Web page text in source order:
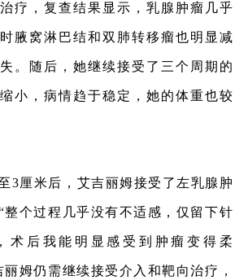
疗，复查结果显示，乳腺肿瘤几乎
腋窝淋巴结和双肺转移瘤也明显减
。随后，她继续接受了三个周期的
小，病情趋于稳定，她的体重也较
3厘米后，艾吉丽姆接受了左乳腺肿
整个过程几乎没有不适感，仅留下针
术后我能明显感受到肿瘤变得柔
姆仍需继续接受介入和靶向治疗，